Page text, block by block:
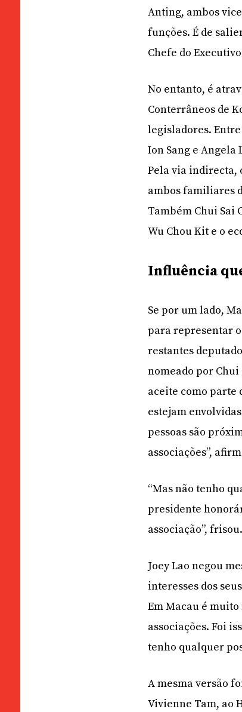
Anting, ambos
funções. É de
Chefe do
No entanto, é
Conterrâneos de
legisladores.
Ion Sang e Angela
Pela via indirecta,
ambos familiares
Também Chui Sai
Wu Chou Kit e o
Influência
Se por um lado,
para representar
restantes
nomeado por
aceite como parte
estejam
pessoas são
associações”,
“Mas não tenho
presidente
associação”, frisou.
Joey Lao negou
interesses dos
Em Macau é
associações. Foi
tenho qualquer
A mesma versão
Vivienne Tam, ao